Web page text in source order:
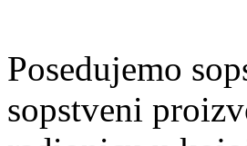
Posedujemo
sopstveni